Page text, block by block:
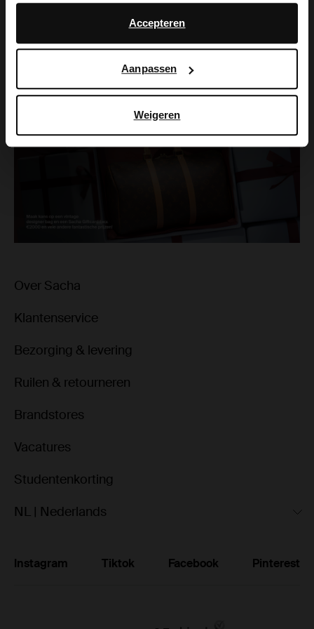
Daarnaast werken wij samen met Google voor
advertentie- en meetdoeleinden. Meer informatie over
hoe Google uw persoonsgegevens gebruikt, vindt u op
Accepteren
Aanpassen
Weigeren
De voucher dient in één keer besteed te worden.
Shopping money is niet inwisselbaar voor cash en is
niet overdraagbaar.
Over Sacha
Klantenservice
Bezorging & levering
Ruilen & retourneren
Brandstores
Vacatures
Studentenkorting
NL | Nederlands
Instagram Tiktok Facebook Pinterest
English